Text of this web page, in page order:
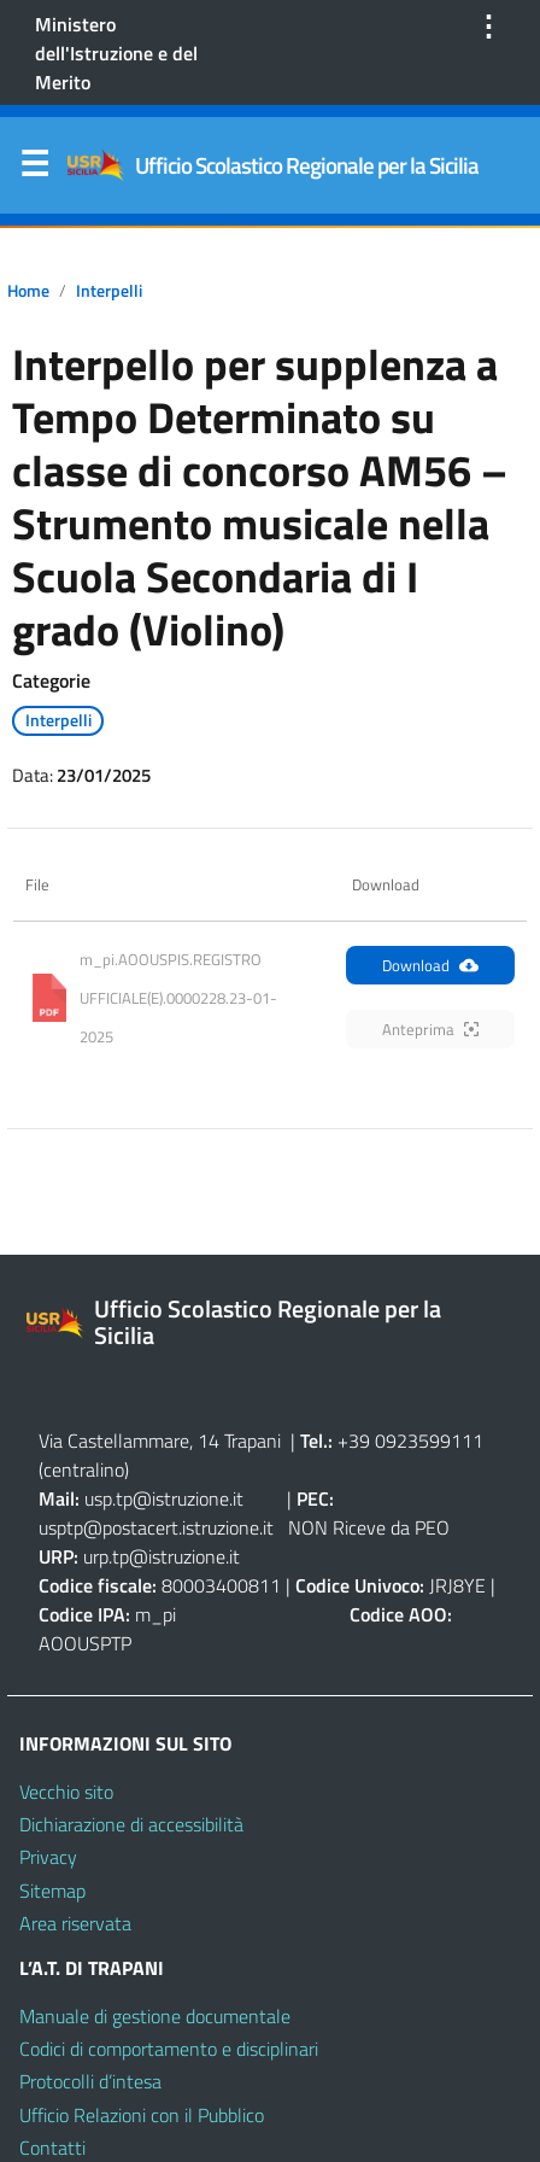
Ministero
dell'Istruzione e del
Merito
⋮
Ufficio Scolastico Regionale per la Sicilia
Home Interpelli
Interpello per supplenza a
Tempo Determinato su
classe di concorso AM56 –
Strumento musicale nella
Scuola Secondaria di I
grado (Violino)
Categorie
Interpelli
Data:23/01/2025
File Download
m_pi.AOOUSPIS.REGISTRO
UFFICIALE(E).0000228.23-01-
2025
Download
Anteprima
Ufficio Scolastico Regionale per la
Sicilia
Via Castellammare, 14 Trapani | Tel.: +39 0923599111
(centralino)
Mail: usp.tp@istruzione.it | PEC:
usptp@postacert.istruzione.it NON Riceve da PEO
URP: urp.tp@istruzione.it
Codice fiscale: 80003400811 | Codice Univoco: JRJ8YE |
Codice IPA: m_pi Codice AOO:
AOOUSPTP
INFORMAZIONI SUL SITO
Vecchio sito
Dichiarazione di accessibilità
Privacy
Sitemap
Area riservata
L’A.T. DI TRAPANI
Manuale di gestione documentale
Codici di comportamento e disciplinari
Protocolli d’intesa
Ufficio Relazioni con il Pubblico
Contatti